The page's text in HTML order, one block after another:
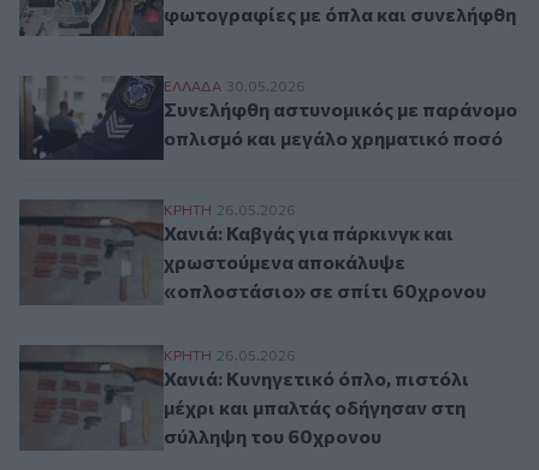
φωτογραφίες με όπλα και συνελήφθη
Συνελήφθη αστυνομικός με παράνομο
ΕΛΛAΔΑ 30.05.2026
Συνελήφθη αστυνομικός με παράνομο
οπλισμό και μεγάλο χρηματικό ποσό
Χανιά: Καβγάς για πάρκινγκ και
ΚΡΗΤΗ 26.05.2026
Χανιά: Καβγάς για πάρκινγκ και
χρωστούμενα αποκάλυψε
«οπλοστάσιο» σε σπίτι 60χρονου
Χανιά: Κυνηγετικό όπλο, πιστόλι μέχρι
ΚΡΗΤΗ 26.05.2026
Χανιά: Κυνηγετικό όπλο, πιστόλι
μέχρι και μπαλτάς οδήγησαν στη
σύλληψη του 60χρονου